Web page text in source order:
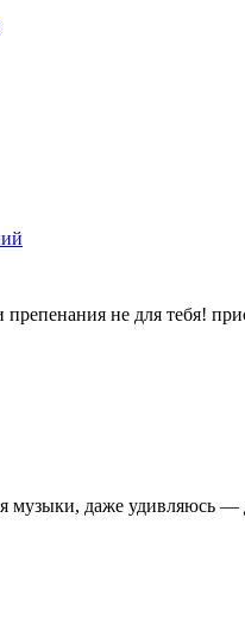
препенания не для тебя!
музыки, даже удивляюсь